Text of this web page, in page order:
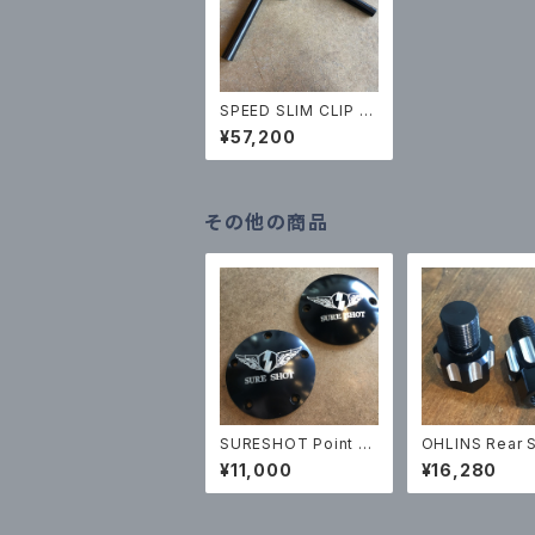
SPEED SLIM CLIP O
N HANDLE
¥57,200
その他の商品
SURESHOT Point C
over
¥11,000
OHLINS Rear
nsion Ride
djustment
¥16,280